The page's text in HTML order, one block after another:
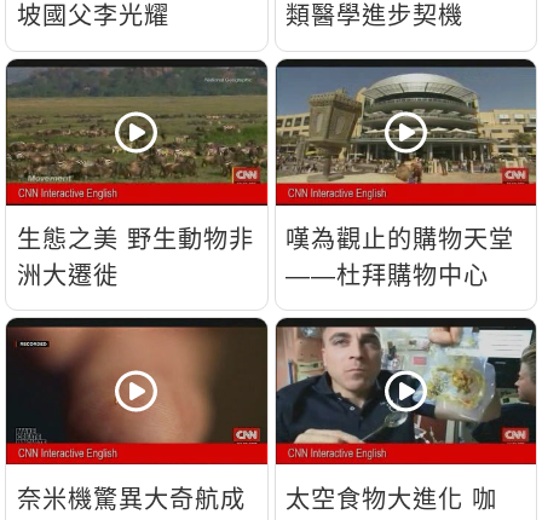
坡國父李光耀
類醫學進步契機
生態之美 野生動物非
洲大遷徙
嘆為觀止的購物天堂
——杜拜購物中心
奈米機驚異大奇航成
太空食物大進化 咖